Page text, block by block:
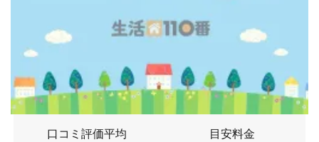
口コミ評価平均
目安料金